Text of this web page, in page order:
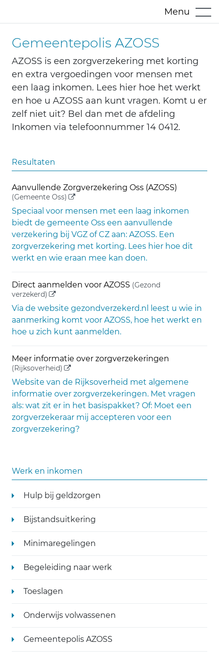
Menu
Gemeentepolis AZOSS
AZOSS is een zorgverzekering met korting
en extra vergoedingen voor mensen met
een laag inkomen. Lees hier hoe het werkt
en hoe u AZOSS aan kunt vragen. Komt u er
zelf niet uit? Bel dan met de afdeling
Inkomen via telefoonnummer 14 0412.
Resultaten
Aanvullende Zorgverzekering Oss (AZOSS)
(Gemeente Oss) (externe link)
Speciaal voor mensen met een laag inkomen
biedt de gemeente Oss een aanvullende
verzekering bij VGZ of CZ aan: AZOSS. Een
zorgverzekering met korting. Lees hier hoe dit
werkt en wie eraan mee kan doen.
Direct aanmelden voor AZOSS (Gezond
verzekerd) (externe link)
Via de website gezondverzekerd.nl leest u wie in
aanmerking komt voor AZOSS, hoe het werkt en
hoe u zich kunt aanmelden.
Meer informatie over zorgverzekeringen
(Rijksoverheid) (externe link)
Website van de Rijksoverheid met algemene
informatie over zorgverzekeringen. Met vragen
als: wat zit er in het basispakket? Of: Moet een
zorgverzekeraar mij accepteren voor een
zorgverzekering?
Werk en inkomen
Hulp bij geldzorgen
Bijstandsuitkering
Minimaregelingen
Begeleiding naar werk
Toeslagen
Onderwijs volwassenen
Gemeentepolis AZOSS